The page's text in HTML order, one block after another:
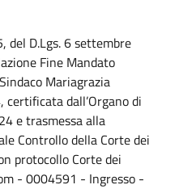
del D.Lgs. 6 settembre
Fine Mandato
Mariagrazia
dall’Organo di
e trasmessa alla
Controllo della Corte dei
protocollo Corte dei
- 0004591 - Ingresso -